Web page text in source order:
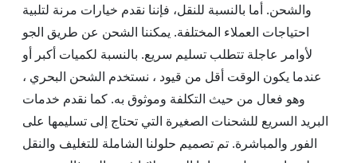
والشحن. أما بالنسبة للنقل، فإننا نقدم خيارات مرنة لتلبية
احتياجات العملاء المختلفة. يمكننا الشحن عن طريق الجو
لأوامر عاجلة تتطلب تسليم سريع. بالنسبة لكميات أكبر أو
عندما يكون الوقت أقل من قيود ، نستخدم الشحن البحري ،
وهو فعال من حيث التكلفة وموثوق به. كما نقدم خدمات
البريد السريع للشحنات الصغيرة التي تحتاج إلى تسليمها على
الفور والمباشرة. تم تصميم حلولنا الشاملة للتغليف والنقل